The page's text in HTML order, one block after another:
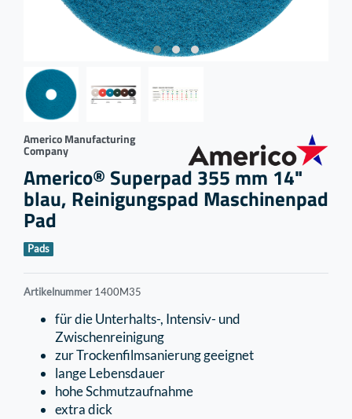
Americo Manufacturing
Company
Americo® Superpad 355 mm 14"
blau, Reinigungspad Maschinenpad
Pad
Pads
Artikelnummer1400M35
für die Unterhalts-, Intensiv- und
Zwischenreinigung
zur Trockenfilmsanierung geeignet
lange Lebensdauer
hohe Schmutzaufnahme
extra dick